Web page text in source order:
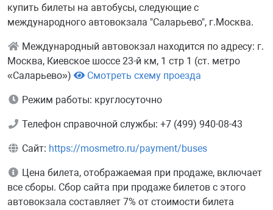
купить билеты на автобусы, следующие с
международного автовокзала "Саларьево", г.Москва.
Международный автовокзал находится по адресу: г.
Москва, Киевское шоссе 23-й км, 1 стр 1 (ст. метро
«Саларьево»)
Смотреть схему проезда
Режим работы: круглосуточно
Телефон справочной службы: +7 (499) 940-08-43
Сайт: https://mosmetro.ru/payment/buses
Цена билета, отображаемая при продаже, включает
все сборы. Сбор сайта при продаже билетов с этого
автовокзала составляет 7% от стоимости билета